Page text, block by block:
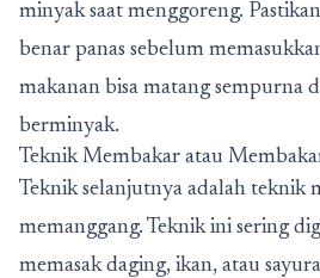
minyak saat menggoreng.
benar panas sebelum
makanan bisa matang sempurna
berminyak.
Teknik Membakar atau
Teknik selanjutnya adalah teknik
memanggang. Teknik ini sering
memasak daging, ikan, atau